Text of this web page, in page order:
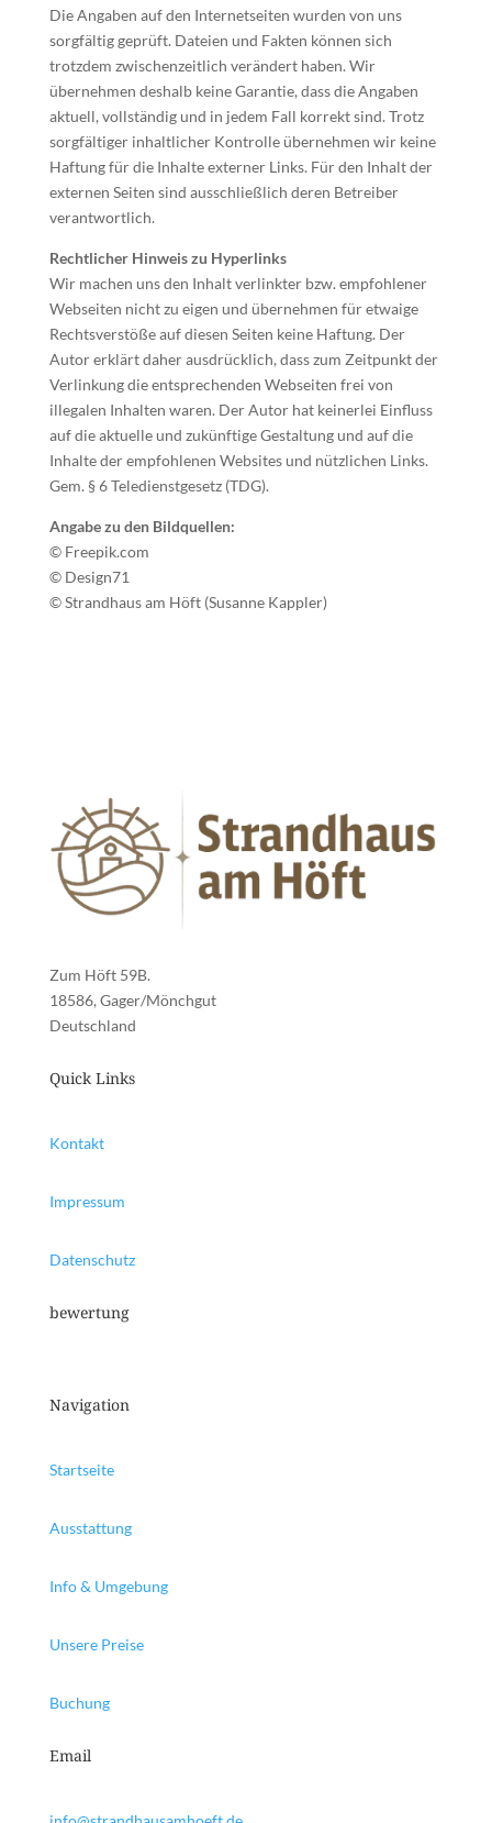
Die Angaben auf den Internetseiten wurden von uns
sorgfältig geprüft. Dateien und Fakten können sich
trotzdem zwischenzeitlich verändert haben. Wir
übernehmen deshalb keine Garantie, dass die Angaben
aktuell, vollständig und in jedem Fall korrekt sind. Trotz
sorgfältiger inhaltlicher Kontrolle übernehmen wir keine
Haftung für die Inhalte externer Links. Für den Inhalt der
externen Seiten sind ausschließlich deren Betreiber
verantwortlich.
Rechtlicher Hinweis zu Hyperlinks
Wir machen uns den Inhalt verlinkter bzw. empfohlener
Webseiten nicht zu eigen und übernehmen für etwaige
Rechtsverstöße auf diesen Seiten keine Haftung. Der
Autor erklärt daher ausdrücklich, dass zum Zeitpunkt der
Verlinkung die entsprechenden Webseiten frei von
illegalen Inhalten waren. Der Autor hat keinerlei Einfluss
auf die aktuelle und zukünftige Gestaltung und auf die
Inhalte der empfohlenen Websites und nützlichen Links.
Gem. § 6 Teledienstgesetz (TDG).
Angabe zu den Bildquellen:
© Freepik.com
© Design71
© Strandhaus am Höft (Susanne Kappler)
Zum Höft 59B.
18586, Gager/Mönchgut
Deutschland
Quick Links
Kontakt
Impressum
Datenschutz
bewertung
Navigation
Startseite
Ausstattung
Info & Umgebung
Unsere Preise
Buchung
Email